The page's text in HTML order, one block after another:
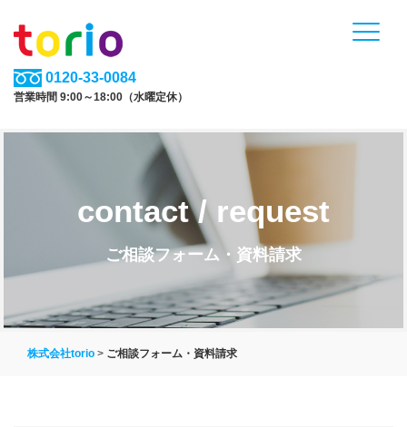
0120-33-0084
営業時間 9:00～18:00（水曜定休）
contact / request
ご相談フォーム・資料請求
株式会社torio > ご相談フォーム・資料請求